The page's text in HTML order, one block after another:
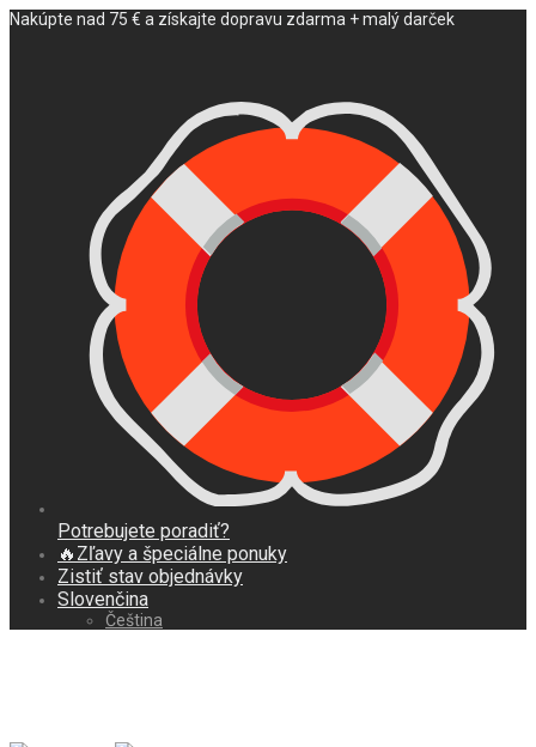
Nakúpte nad 75 € a získajte dopravu zdarma + malý darček
Potrebujete poradiť?
🔥Zľavy a špeciálne ponuky
Zistiť stav objednávky
Slovenčina
Čeština